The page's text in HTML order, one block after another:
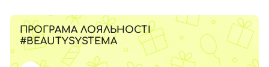
ПРОГРАМА ЛОЯЛЬНОСТІ
#BEAUTYSYSTEMA